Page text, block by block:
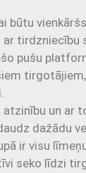
būtu
tirdzniecību
pušu
un ar
dažādu
ir visu
seko līdzi